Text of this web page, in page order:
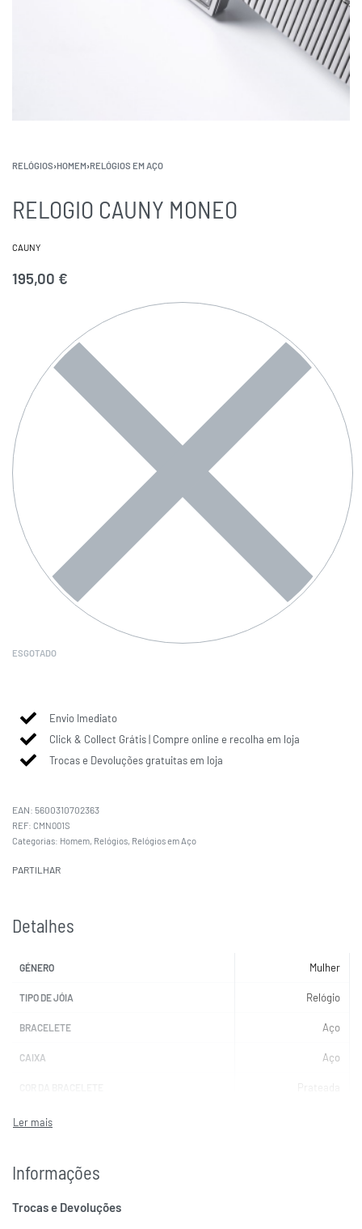
RELÓGIOS›HOMEM›RELÓGIOS EM AÇO
RELOGIO CAUNY MONEO
CAUNY
195,00 €
ESGOTADO
Envio Imediato
Click & Collect Grátis | Compre online e recolha em loja
Trocas e Devoluções gratuitas em loja
EAN: 5600310702363
CMN001S
Categorias: Homem, Relógios, Relógios em Aço
PARTILHAR
Detalhes
GÉNERO Mulher
TIPO DE JÓIA Relógio
BRACELETE Aço
CAIXA Aço
COR DA CAIXA
MARCAS
Informações
Trocas e Devoluções